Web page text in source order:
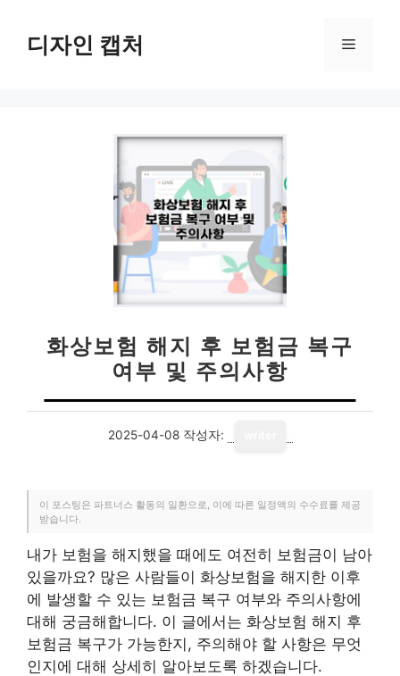
디자인 캡처 메
화상보험 해지 후 보험금 복구
여부 및 주의사항
2025-04-08 작성자:
이 포스팅은 파트너스 활동의 일환으로, 이에 따른 일정액의 수수료를 제공
받습니다.
내가 보험을 해지했을 때에도 여전히 보험금이 남아
있을까요? 많은 사람들이 화상보험을 해지한 이후
에 발생할 수 있는 보험금 복구 여부와 주의사항에
대해 궁금해합니다. 이 글에서는 화상보험 해지 후
보험금 복구가 가능한지, 주의해야 할 사항은 무엇
인지에 대해 상세히 알아보도록 하겠습니다.